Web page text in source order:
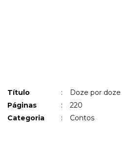
Título :
Doze por doze
Páginas
:
220
Categoria
: Contos